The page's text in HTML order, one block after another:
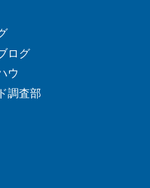
ログ
ウ
調査部